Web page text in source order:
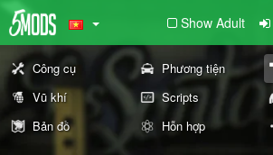
Show Adult
Công cụ Phương tiện
Vũ khí
Scripts
Bản đồ
Hỗn hợp